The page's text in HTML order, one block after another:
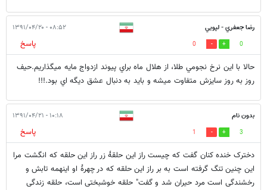
رضا جعفري - لپويي ۰۸:۵۲ - ۱۳۹۱/۰۴/۲۰
0
0
پاسخ
حالا با اين نرخ نجومي طلا، از هلال ماه براي پيوند ازدواج مايه ميگذاريم.حيف
روز به روز سايزش متفاوت ميشه و بايد به دنبال عشق ديگه اي بود.!!!
بدون نام ۱۰:۱۸ - ۱۳۹۱/۰۴/۲۱
3
1
پاسخ
دخترک خنده کنان گفت که چیست راز این حلقۀ زر راز این حلقه که انگشت مرا
این چنین تنگ گرفته است به بر راز این حلقه که در چهرۀ او اینهمه تابش و
رخشندگی است مرد حیران شد و گفت" حلقه خوشبختی است، حلقه زندگی